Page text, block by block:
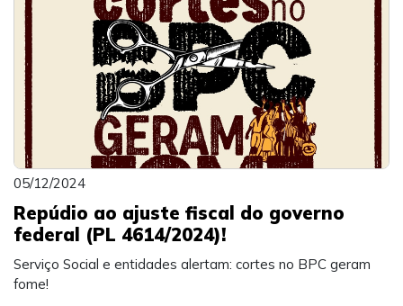
05/12/2024
Repúdio ao ajuste fiscal do governo
federal (PL 4614/2024)!
Serviço Social e entidades alertam: cortes no BPC geram
fome!